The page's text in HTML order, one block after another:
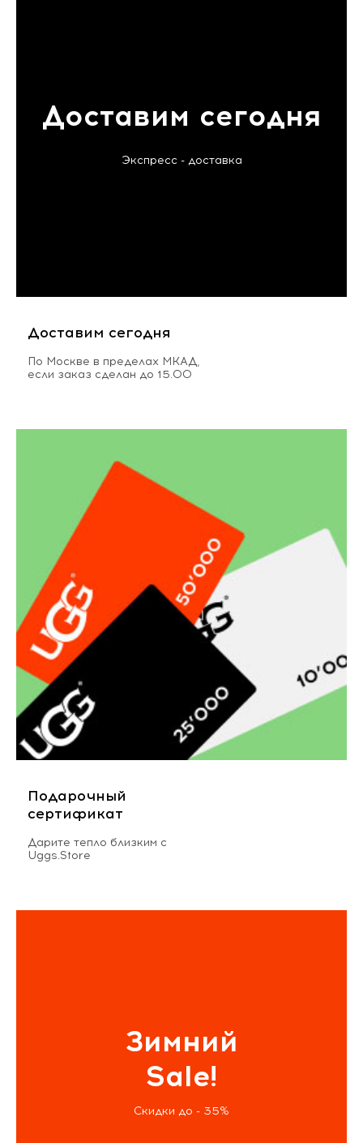
Доставим сегодня
Экспресс - доставка
Доставим сегодня
По Москве в пределах МКАД,
если заказ сделан до 15.00
Подарочный
сертификат
Дарите тепло близким с
Uggs.Store
Зимний
Sale!
Скидки до - 35%